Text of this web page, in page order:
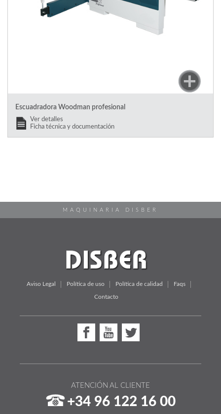
Escuadradora Woodman profesional
Ver detalles
Ficha técnica y documentación
MAQUINARIA DISBER
Aviso Legal Política de uso Política de calidad Faqs
Contacto
ATENCIÓN AL CLIENTE
+34 96 122 16 00